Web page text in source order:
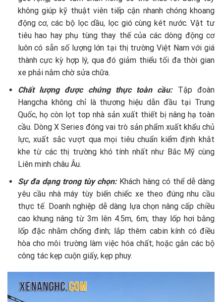
không giúp kỹ thuật viên tiếp cận nhanh chóng khoang
động cơ, các bộ lọc dầu, lọc gió cùng két nước. Vật tư
tiêu hao hay phụ tùng thay thế của các dòng động cơ
luôn có sẵn số lượng lớn tại thị trường Việt Nam với giá
thành cực kỳ hợp lý, qua đó giảm thiểu tối đa thời gian
xe phải nằm chờ sửa chữa.
Chất lượng được chứng thực toàn cầu:
Tập đoàn
Hangcha không chỉ là thương hiệu dẫn đầu tại Trung
Quốc, họ còn lọt top nhà sản xuất thiết bị nâng hạ toàn
cầu. Dòng X Series đóng vai trò sản phẩm xuất khẩu chủ
lực, xuất sắc vượt qua mọi tiêu chuẩn kiểm định khắt
khe từ các thị trường khó tính nhất như Bắc Mỹ cùng
Liên minh châu Âu.
Sự đa dạng trong tùy chọn: Khách hàng có thể dễ dàng
yêu cầu nhà máy tùy biến chiếc xe theo đúng nhu cầu
thực tế. Doanh nghiệp dễ dàng lựa chọn nâng cấp chiều
cao khung nâng từ 3m lên 4.5m, 6m; thay lốp hơi bằng
lốp đặc nhằm chống đinh; lắp thêm cabin kính có điều
hòa cho môi trường làm việc hóa chất; hoặc gắn các bộ
công tác kẹp cuộn giấy, kẹp phuy.